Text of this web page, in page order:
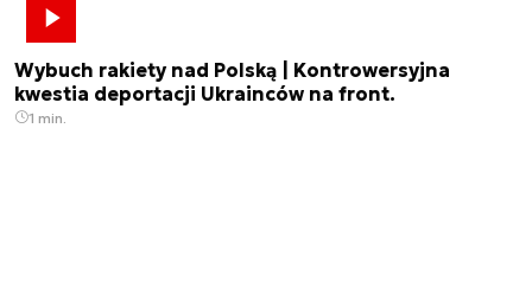
Wybuch rakiety nad Polską | Kontrowersyjna
kwestia deportacji Ukrainców na front.
1 min.